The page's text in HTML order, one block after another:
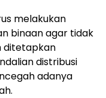
melakukan
binaan agar tidak
ditetapkan
distribusi
adanya